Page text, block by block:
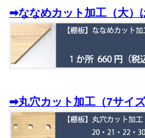
➡ななめカット加工（大）
➡丸穴カット加工（7サイ